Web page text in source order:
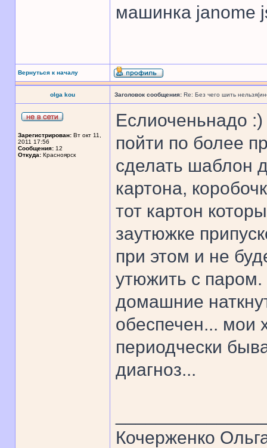
машинка janome
Вернуться к началу
olga kou Заголовок сообщения: Re: Без чего шить
Зарегистрирован: Вт окт 11,
2011 17:56
Сообщения: 12
Откуда: Красноярск
Еслиоченьнадо
пойти по более
сделать шаблон
картона,
тот картон
заутюжке
при этом и не
утюжить с
домашние
обеспечен... мои
периодчески
диагноз...
Кочерженко